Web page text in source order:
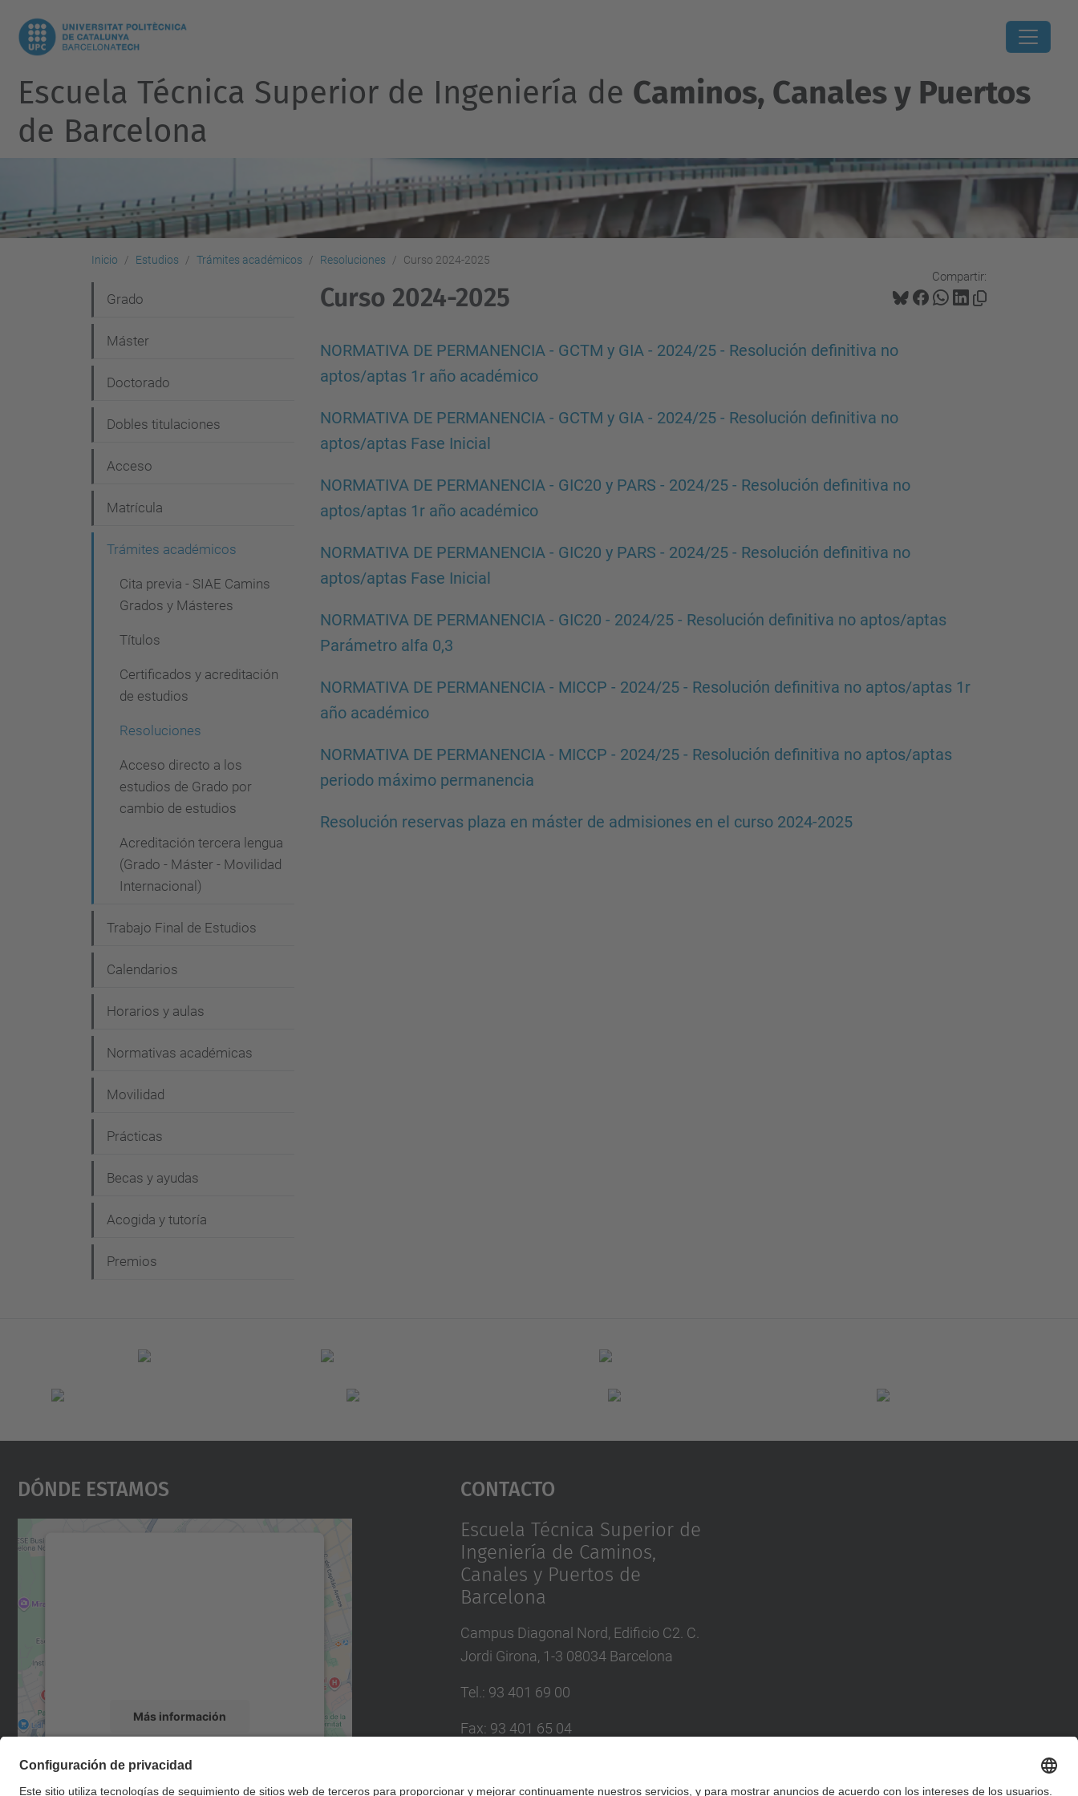
Escuela Técnica Superior de Ingeniería de Caminos, Canales y Puertos
de Barcelona
Inicio Estudios Trámites académicos Resoluciones Curso 2024-2025
Compartir:
Curso 2024-2025
NORMATIVA DE PERMANENCIA - GCTM y GIA - 2024/25 - Resolución definitiva no
aptos/aptas 1r año académico
NORMATIVA DE PERMANENCIA - GCTM y GIA - 2024/25 - Resolución definitiva no
aptos/aptas Fase Inicial
NORMATIVA DE PERMANENCIA - GIC20 y PARS - 2024/25 - Resolución definitiva no
aptos/aptas 1r año académico
NORMATIVA DE PERMANENCIA - GIC20 y PARS - 2024/25 - Resolución definitiva no
aptos/aptas Fase Inicial
NORMATIVA DE PERMANENCIA - GIC20 - 2024/25 - Resolución definitiva no aptos/aptas
Parámetro alfa 0,3
NORMATIVA DE PERMANENCIA - MICCP - 2024/25 - Resolución definitiva no aptos/aptas 1r
año académico
NORMATIVA DE PERMANENCIA - MICCP - 2024/25 - Resolución definitiva no aptos/aptas
periodo máximo permanencia
Resolución reservas plaza en máster de admisiones en el curso 2024-2025
a
v
g
a
i
ó
Grado
Máster
Doctorado
Dobles titulaciones
Acceso
Matrícula
Trámites académicos
Cita previa - SIAE Camins
Grados y Másteres
Títulos
Certificados y acreditación
de estudios
Resoluciones
Acceso directo a los
estudios de Grado por
cambio de estudios
Acreditación tercera lengua
(Grado - Máster - Movilidad
Internacional)
Trabajo Final de Estudios
Calendarios
Horarios y aulas
Normativas académicas
Movilidad
Prácticas
Becas y ayudas
Acogida y tutoría
Premios
Dónde Estamos
Más información
Aceptar
powered by Usercentrics Consent
Contacto
Escuela Técnica Superior de
Ingeniería de Caminos,
Canales y Puertos de
Barcelona
Campus Diagonal Nord, Edificio C2. C.
Jordi Girona, 1-3 08034 Barcelona
Tel. : 93 401 69 00
Fax: 93 401 65 04